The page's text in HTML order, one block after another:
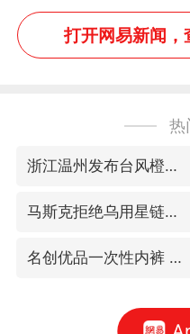
网友：果然言传不如身
教！
打开网易新闻，
热
浙江温州发布台风橙色预警信号
马斯克拒绝乌用星链打击俄境内目标
名创优品一次性内裤 颜面尽失